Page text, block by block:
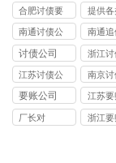
司
司
合肥讨债要
账公司
提供各
账
南通讨债公
司
南通追
司
讨债公司
浙江讨
司
江苏讨债公
司
南京讨
司
要账公司
江苏要
司
厂长对
浙江要